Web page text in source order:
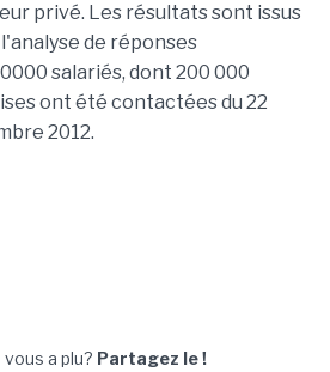
privé. Les résultats sont issus
de réponses
salariés, dont 200 000
ont été contactées du 22
2012.
a plu? Partagez le !